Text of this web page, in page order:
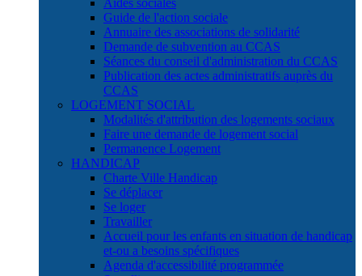
Aides sociales
Guide de l'action sociale
Annuaire des associations de solidarité
Demande de subvention au CCAS
Séances du conseil d'administration du CCAS
Publication des actes administratifs auprès du
CCAS
LOGEMENT SOCIAL
Modalités d'attribution des logements sociaux
Faire une demande de logement social
Permanence Logement
HANDICAP
Charte Ville Handicap
Se déplacer
Se loger
Travailler
Accueil pour les enfants en situation de handicap
et-ou a besoins spécifiques
Agenda d'accessibilité programmée